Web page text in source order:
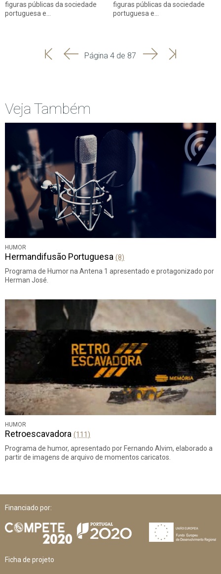
figuras públicas da sociedade
portuguesa e…
figuras públicas da sociedade
portuguesa e…
'
'
Página 4 de 87 SeguinteÚltima
Veja Também
HUMOR
Hermandifusão Portuguesa (8)
Programa de Humor na Antena 1 apresentado e protagonizado por
Herman José.
HUMOR
Retroescavadora (111)
Programa de humor, apresentado por Fernando Alvim, elaborado a
partir de imagens de arquivo de momentos caricatos.
Financiado por:
Ficha de projeto